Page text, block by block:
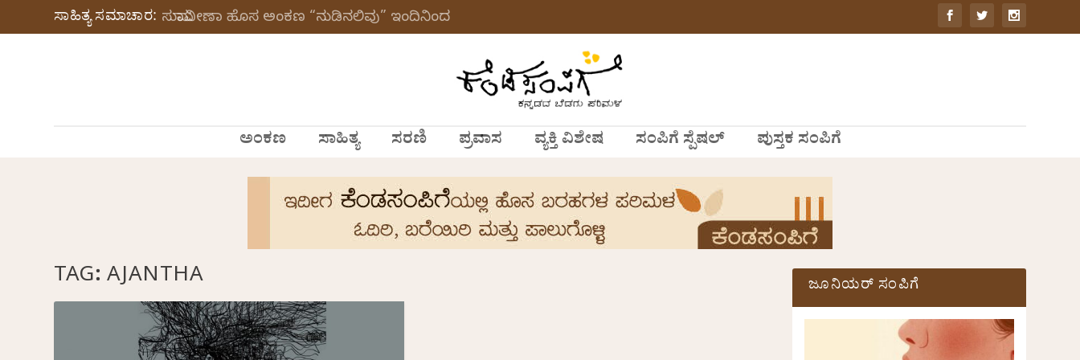
ಸಾಹಿತ್ಯ ಸಮಾಚಾರ: ಸುಮಾವೀಣಾ ಹೊಸ ಅಂಕಣ “ನುಡಿನಲಿವು” ಇಂದಿನಿಂದ
ಅಂಕಣ ಸಾಹಿತ್ಯ ಸರಣಿ ಪ್ರವಾಸ ವ್ಯಕ್ತಿ ವಿಶೇಷ ಸಂಪಿಗೆ ಸ್ಪೆಷಲ್ ಪುಸ್ತಕ ಸಂಪಿಗೆ
TAG: AJANTHA ಜೂನಿಯರ್ ಸಂಪಿಗೆ